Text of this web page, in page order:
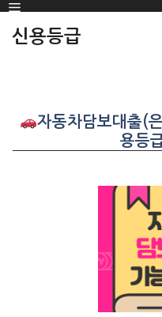
SKIP
TO
Menu
신용등급
자동차담보대출(
용등